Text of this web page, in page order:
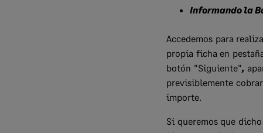
Informando la
Accedemos para
propia ficha en
botón "Siguiente",
previsiblemente
importe.
Si queremos que